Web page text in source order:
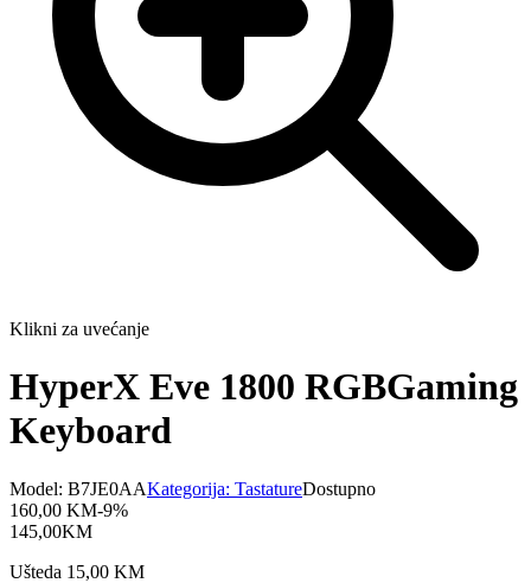
Klikni za uvećanje
HyperX Eve 1800 RGBGaming
Keyboard
Model: B7JE0AAKategorija: TastatureDostupno
160,00 KM-9%
145,00KM
Ušteda 15,00 KM